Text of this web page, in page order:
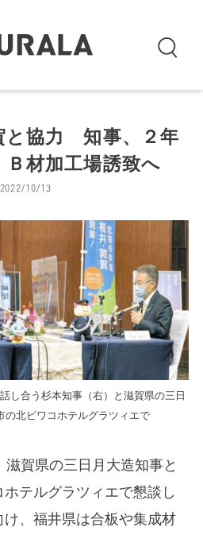
と協力 知事、２年
材加工場誘致へ
2022/10/13
し合う杉本知事（右）と滋賀県の三日
の北ビワコホテルグラツィエで
賀県の三日月大造知事と
テルグラツィエで懇談し
、福井県は合板や集成材